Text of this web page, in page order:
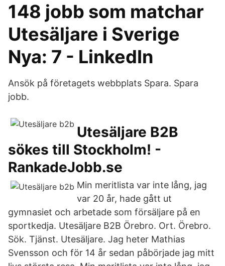
148 jobb som matchar
Utesäljare i Sverige
Nya: 7 - LinkedIn
Ansök på företagets webbplats Spara. Spara
jobb.
Utesäljare B2B
sökes till Stockholm! -
RankadeJobb.se
Min meritlista var inte lång, jag
var 20 år, hade gått ut
gymnasiet och arbetade som försäljare på en
sportkedja. Utesäljare B2B Örebro. Ort. Örebro.
Sök. Tjänst. Utesäljare. Jag heter Mathias
Svensson och för 14 år sedan påbörjade jag mitt